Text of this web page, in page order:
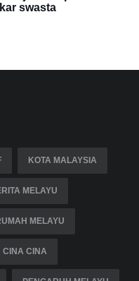
swasta
KOTA MALAYSIA
MELAYU
MELAYU
CINA